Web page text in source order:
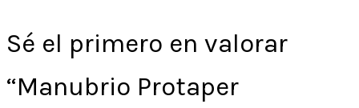
Sé el primero en valorar
“Manubrio Protaper